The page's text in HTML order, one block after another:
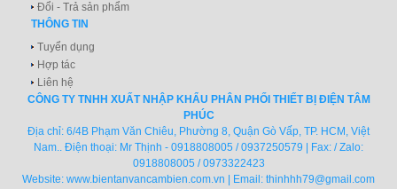
Đổi - Trả sản phẩm
THÔNG TIN
Tuyển dụng
Hợp tác
Liên hệ
CÔNG TY TNHH XUẤT NHẬP KHẨU PHÂN PHỐI THIẾT BỊ ĐIỆN TÂM
PHÚC
Địa chỉ: 6/4B Phạm Văn Chiêu, Phường 8, Quận Gò Vấp, TP. HCM, Việt
Nam.. Điện thoại: Mr Thịnh - 0918808005 / 0937250579 | Fax: / Zalo:
0918808005 / 0973322423
Website: www.bientanvancambien.com.vn | Email: thinhhh79@gmail.com